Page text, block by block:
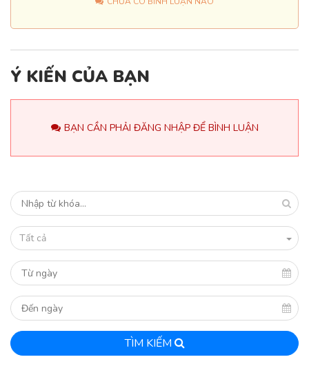
Ý KIẾN CỦA BẠN
BẠN CẦN PHẢI ĐĂNG NHẬP ĐỂ BÌNH LUẬN
Tất cả
TÌM KIẾM